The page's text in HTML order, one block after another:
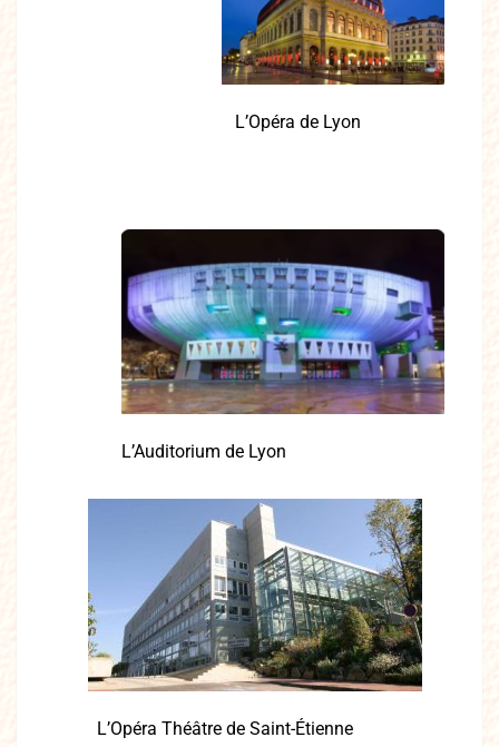
L’Opéra de Lyon
L’Auditorium de Lyon
L’Opéra Théâtre de Saint-Étienne